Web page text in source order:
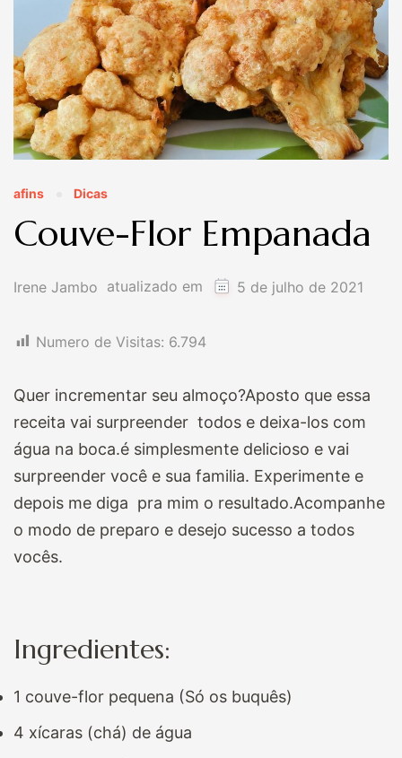
afins Dicas
Couve-Flor Empanada
Irene Jambo atualizado em 5 de julho de 2021
Numero de Visitas: 6.794
Quer incrementar seu almoço?Aposto que essa
receita vai surpreender todos e deixa-los com
água na boca.é simplesmente delicioso e vai
surpreender você e sua familia. Experimente e
depois me diga pra mim o resultado.Acompanhe
o modo de preparo e desejo sucesso a todos
vocês.
Ingredientes:
1 couve-flor pequena (Só os buquês)
4 xícaras (chá) de água